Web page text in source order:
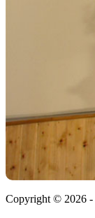
Copyright © 2026